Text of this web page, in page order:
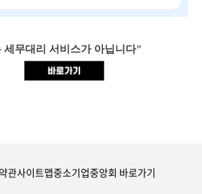
세무대리 서비스가 아닙니다"
관사이트맵중소기업중앙회 바로가기